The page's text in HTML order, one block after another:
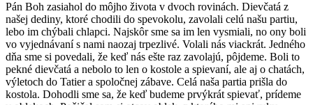
Pán Boh zasiahol do môjho života v dvoch rovinách. Dievčatá z
našej dediny, ktoré chodili do spevokolu, zavolali celú našu partiu,
lebo im chýbali chlapci. Najskôr sme sa im len vysmiali, no ony boli
vo vyjednávaní s nami naozaj trpezlivé. Volali nás viackrát. Jedného
dňa sme si povedali, že keď nás ešte raz zavolajú, pôjdeme. Boli to
pekné dievčatá a nebolo to len o kostole a spievaní, ale aj o chatách,
výletoch do Tatier a spoločnej zábave. Celá naša partia prišla do
kostola. Dohodli sme sa, že keď budeme prvýkrát spievať, prídeme